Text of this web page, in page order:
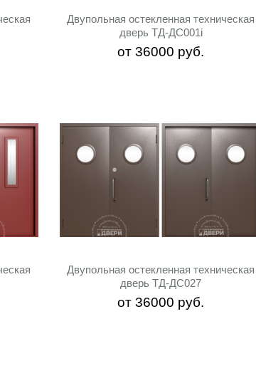
Двупольная остекленная техническая
дверь ТД-ДС001i
от36000 руб.
Двупольная остекленная техническая
дверь ТД-ДС027
от36000 руб.